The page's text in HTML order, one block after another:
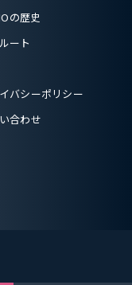
の歴史
ート
バシーポリシー
合わせ